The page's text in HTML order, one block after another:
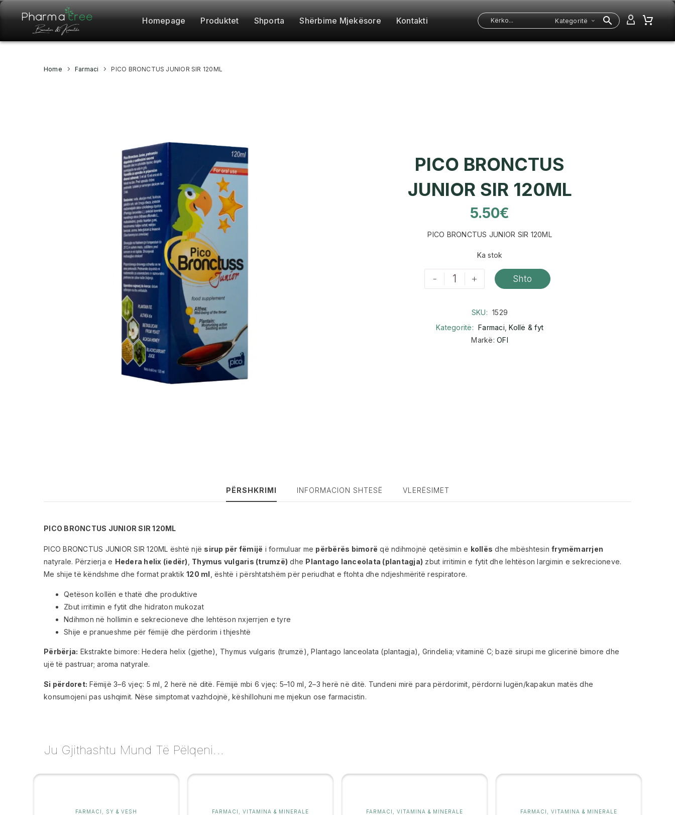
Homepage Produktet Shporta Shërbime Mjekësore Kontakti Kategoritë
Home Farmaci PICO BRONCTUS JUNIOR SIR 120ML
PICO BRONCTUS
JUNIOR SIR 120ML
5.50€
PICO BRONCTUS JUNIOR SIR 120ML
Ka stok
- + Shto
SKU: 1529
Kategoritë: Farmaci ,Kollë & fyt
Markë: OFI
PËRSHKRIMI INFORMACION SHTESË VLERËSIMET
PICO BRONCTUS JUNIOR SIR 120ML
PICO BRONCTUS JUNIOR SIR 120ML është një sirup për fëmijë i formuluar me përbërës bimorë që ndihmojnë qetësimin e kollës dhe mbështesin frymëmarrjen
natyrale. Përzierja e Hedera helix (iedër) Thymus vulgaris (trumzë) dhe Plantago lanceolata (plantagja) zbut irritimin e fytit dhe lehtëson largimin e sekrecioneve.
Me shije të këndshme dhe format praktik 120 ml , është i përshtatshëm për periudhat e ftohta dhe ndjeshmëritë respiratore.
Qetëson kollën e thatë dhe produktive
Zbut irritimin e fytit dhe hidraton mukozat
Ndihmon në hollimin e sekrecioneve dhe lehtëson nxjerrjen e tyre
Shije e pranueshme për fëmijë dhe përdorim i thjeshtë
Përbërja: Ekstrakte bimore: Hedera helix (gjethe), Thymus vulgaris (trumzë), Plantago lanceolata (plantagja), Grindelia; vitaminë C; bazë sirupi me glicerinë bimore dhe
ujë të pastruar; aroma natyrale.
Si përdoret: Fëmijë 3–6 vjeç: 5 ml, 2 herë në ditë. Fëmijë mbi 6 vjeç: 5–10 ml, 2–3 herë në ditë. Tundeni mirë para përdorimit, përdorni lugën/kapakun matës dhe
konsumojeni pas ushqimit. Nëse simptomat vazhdojnë, këshillohuni me mjekun ose farmacistin.
Ju Gjithashtu Mund Të Pëlqeni...
FARMACI SY & VESH FARMACI VITAMINA & MINERALE FARMACI VITAMINA & MINERALE FARMACI ,VITAMINA & MINERALE